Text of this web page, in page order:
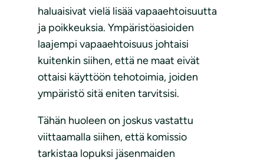
haluaisivat vielä lisää vapaaehtoisuutta
ja poikkeuksia. Ympäristöasioiden
laajempi vapaaehtoisuus johtaisi
kuitenkin siihen, että ne maat eivät
ottaisi käyttöön tehotoimia, joiden
ympäristö sitä eniten tarvitsisi.
Tähän huoleen on joskus vastattu
viittaamalla siihen, että komissio
tarkistaa lopuksi jäsenmaiden